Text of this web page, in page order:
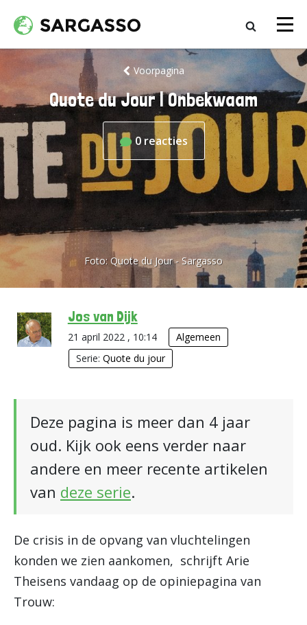
Voorpagina
Quote du Jour | Onbekwaam
0 reacties
Foto: Quote du Jour - Sargasso
Jos van Dijk
21 april 2022 , 10:14
Algemeen
Serie: Quote du jour
Deze pagina is meer dan 4 jaar
oud. Kijk ook eens verder naar
andere en meer recente artikelen
van deze serie.
De crisis in de opvang van vluchtelingen
konden we zien aankomen, schrijft Arie
Theisens vandaag op de opiniepagina van
Trouw: